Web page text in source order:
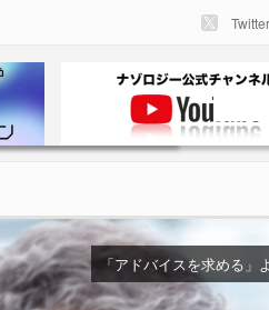
Twitter
「アドバイスを求める」